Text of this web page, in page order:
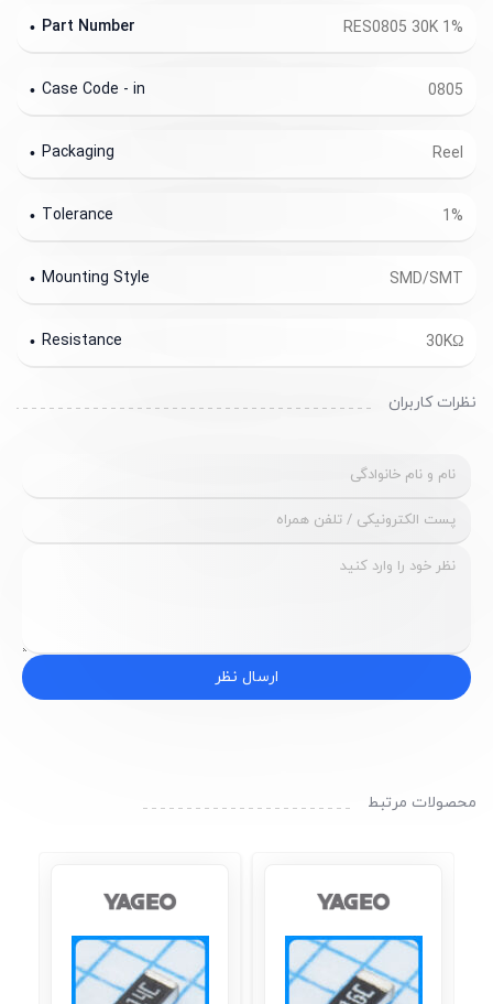
RES0805 30K 1%
Part Number
0805
Case Code - in
Reel
Packaging
1%
Tolerance
SMD/SMT
Mounting Style
30KΩ
Resistance
نظرات کاربران
ارسال نظر
محصولات مرتبط